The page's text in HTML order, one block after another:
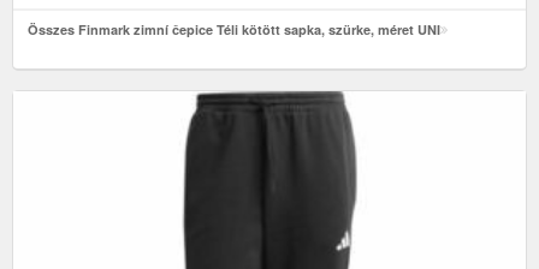
Összes Finmark zimní čepice Téli kötött sapka, szürke, méret UNI